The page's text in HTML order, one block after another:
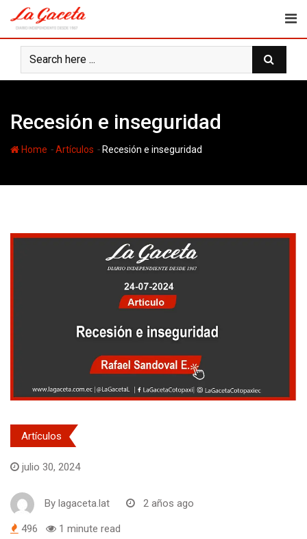
content
Recesión e inseguridad
Home -Artículos - Recesión e inseguridad
Artículos
julio 30, 2024
By lagaceta.lat 2 años ago
496 1 minute read